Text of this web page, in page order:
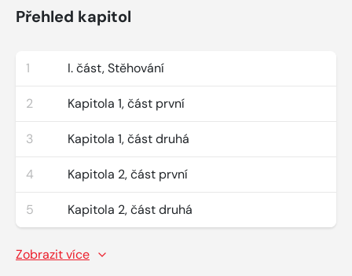
Přehled kapitol
1 I. část, Stěhování
2 Kapitola 1, část první
3 Kapitola 1, část druhá
4 Kapitola 2, část první
5 Kapitola 2, část druhá
Zobrazit více